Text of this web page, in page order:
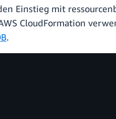
Einstieg mit
CloudFormation
.